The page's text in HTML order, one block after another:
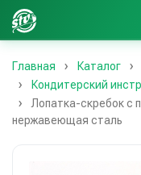
Главная Каталог
Кондитерский
Лопатка-скребок с
нержавеющая сталь